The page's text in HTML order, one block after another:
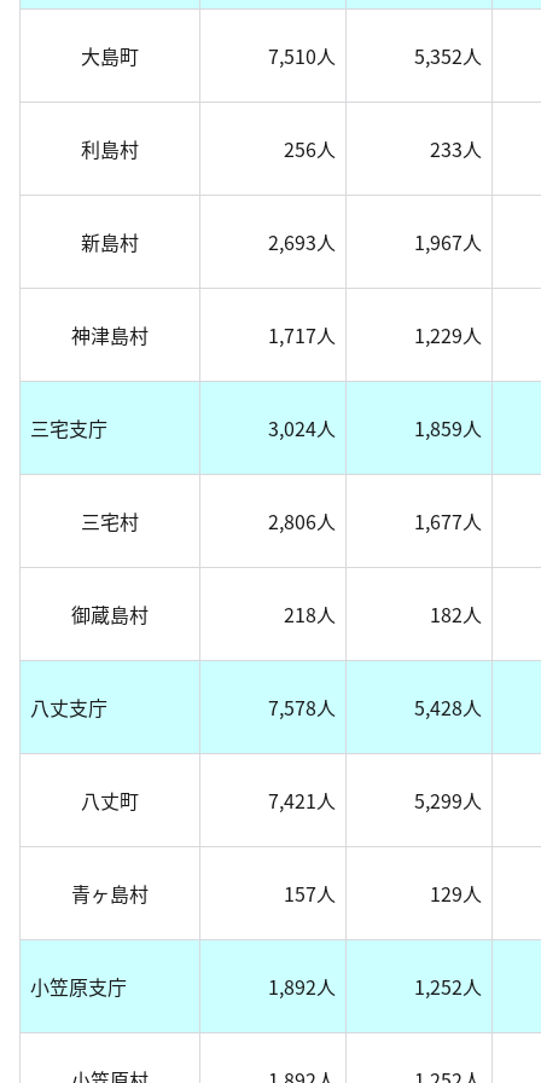
大島町 7,510人 5,352人
利島村 256人 233人
新島村 2,693人 1,967人
神津島村 1,717人 1,229人
三宅支庁 3,024人 1,859人
三宅村 2,806人 1,677人
御蔵島村 218人 182人
八丈支庁 7,578人 5,428人
八丈町 7,421人 5,299人
青ヶ島村 157人 129人
小笠原支庁 1,892人 1,252人